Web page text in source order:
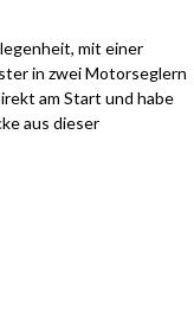
mit einer
in zwei Motorseglern
am Start und habe
aus dieser